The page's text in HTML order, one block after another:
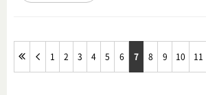
1 2 3 4 5 6 7 8 9 10 11